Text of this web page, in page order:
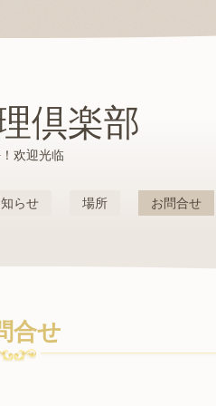
倶楽部
欢迎光临
らせ 場所 お問合せ
合せ